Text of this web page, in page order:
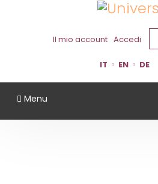
Il mio account Accedi
IT EN DE
Menu